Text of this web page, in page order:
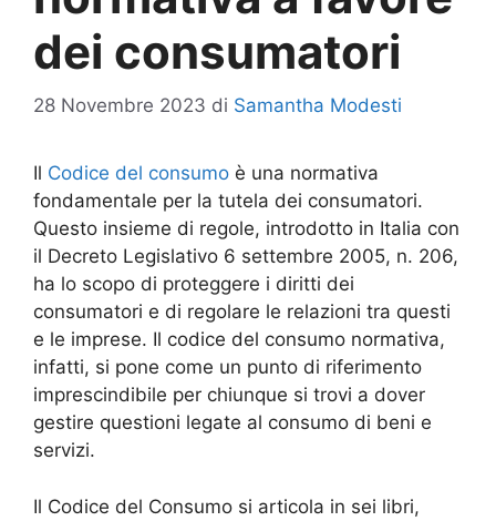
dei consumatori
28 Novembre 2023 di Samantha Modesti
Il Codice del consumo è una normativa
fondamentale per la tutela dei consumatori.
Questo insieme di regole, introdotto in Italia con
il Decreto Legislativo 6 settembre 2005, n. 206,
ha lo scopo di proteggere i diritti dei
consumatori e di regolare le relazioni tra questi
e le imprese. Il codice del consumo normativa,
infatti, si pone come un punto di riferimento
imprescindibile per chiunque si trovi a dover
gestire questioni legate al consumo di beni e
servizi.
Il Codice del Consumo si articola in sei libri,